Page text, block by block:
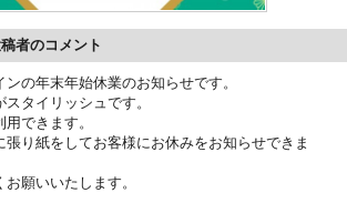
者のコメント
の年末年始休業のお知らせです。
タイリッシュです。
できます。
張り紙をしてお客様にお休みをお知らせできま
願いいたします。